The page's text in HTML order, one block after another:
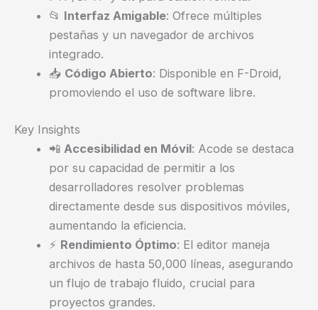
📂 Interfaz Amigable: Ofrece múltiples
pestañas y un navegador de archivos
integrado.
📥 Código Abierto: Disponible en F-Droid,
promoviendo el uso de software libre.
Key Insights
📲 Accesibilidad en Móvil: Acode se destaca
por su capacidad de permitir a los
desarrolladores resolver problemas
directamente desde sus dispositivos móviles,
aumentando la eficiencia.
⚡ Rendimiento Óptimo: El editor maneja
archivos de hasta 50,000 líneas, asegurando
un flujo de trabajo fluido, crucial para
proyectos grandes.